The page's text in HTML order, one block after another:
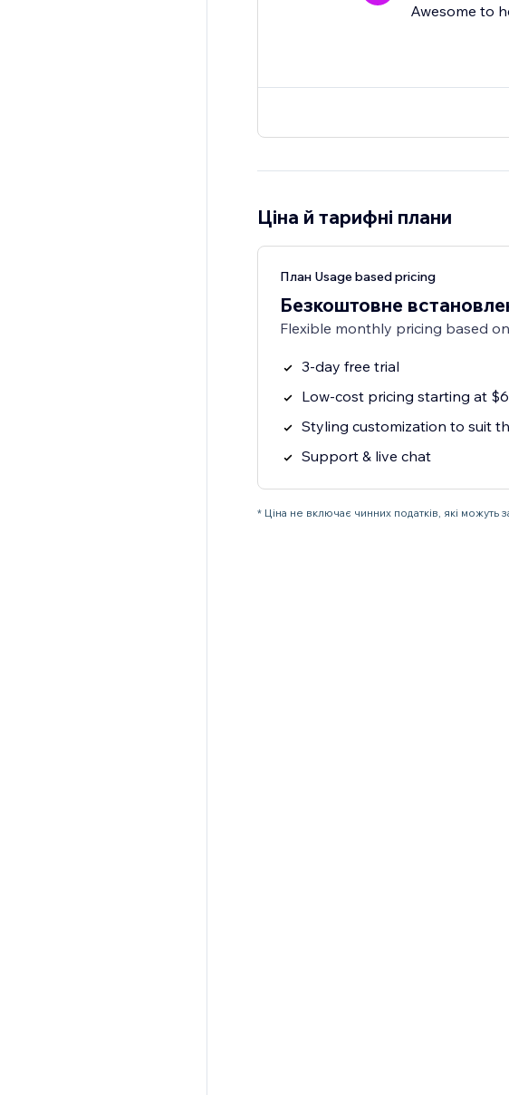
Awesome to
Ціна й тарифні плани
План Usage based pricing
Безкоштовне
Flexible monthly pricing based
3-day free trial
Low-cost pricing starting at
Styling customization to suit
Support & live chat
* Ціна не включає чинних податків, які можуть